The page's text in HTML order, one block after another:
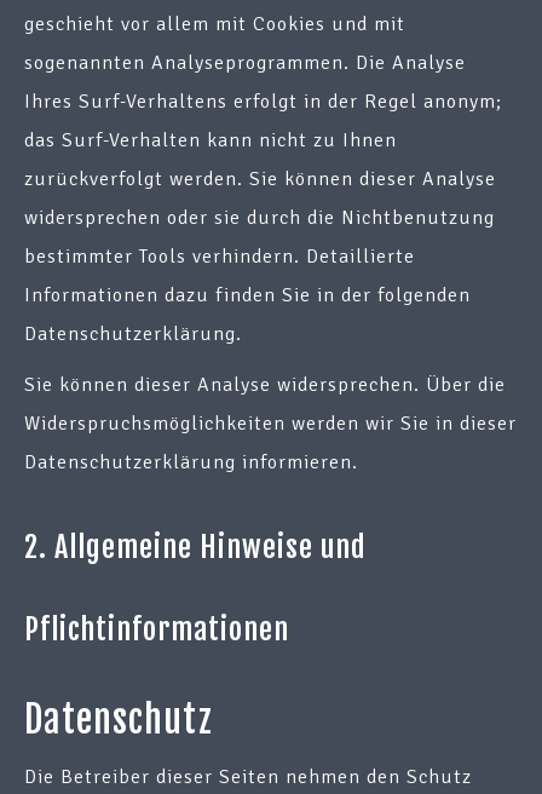
geschieht vor allem mit Cookies und mit
sogenannten Analyseprogrammen. Die Analyse
Ihres Surf-Verhaltens erfolgt in der Regel anonym;
das Surf-Verhalten kann nicht zu Ihnen
zurückverfolgt werden. Sie können dieser Analyse
widersprechen oder sie durch die Nichtbenutzung
bestimmter Tools verhindern. Detaillierte
Informationen dazu finden Sie in der folgenden
Datenschutzerklärung.
Sie können dieser Analyse widersprechen. Über die
Widerspruchsmöglichkeiten werden wir Sie in dieser
Datenschutzerklärung informieren.
2. Allgemeine Hinweise und
Pflichtinformationen
Datenschutz
Die Betreiber dieser Seiten nehmen den Schutz